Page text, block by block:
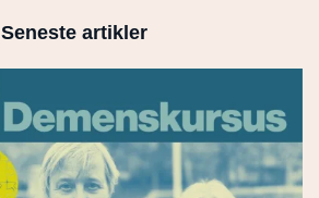
Seneste artikler